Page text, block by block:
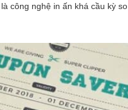
công nghệ in ấn khá cầu kỳ